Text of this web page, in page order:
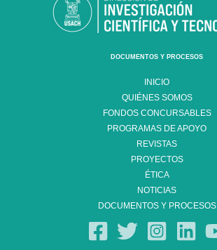
DOCUMENTOS Y PROCESOS
INICIO
QUIÉNES SOMOS
FONDOS CONCURSABLES
PROGRAMAS DE APOYO
REVISTAS
PROYECTOS
ÉTICA
NOTICIAS
DOCUMENTOS Y PROCESOS